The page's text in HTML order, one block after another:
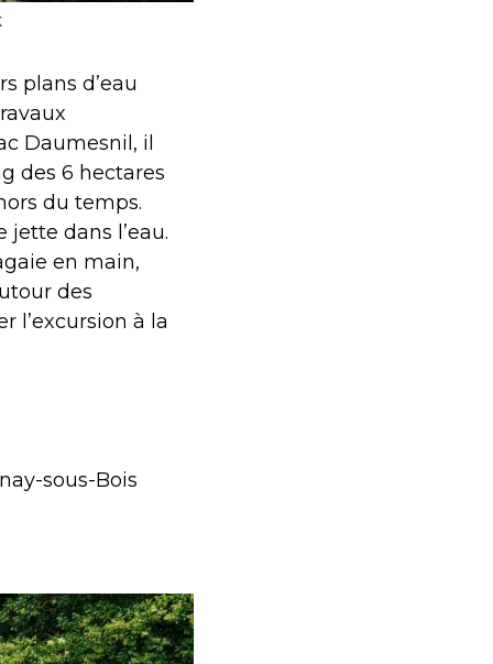
plans d’eau
Daumesnil, il
des 6 hectares
du temps.
dans l’eau.
en main,
des
l’excursion à la
sous-Bois